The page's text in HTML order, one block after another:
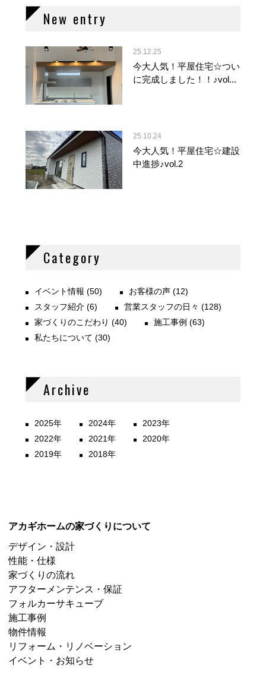
New entry
25.12.25
今大人気！平屋住宅☆つい
に完成しました！！♪vol...
25.10.24
今大人気！平屋住宅☆建設
中進捗♪vol.2
Category
イベント情報 (50) お客様の声(12)
スタッフ紹介(6) 営業スタッフの日々 (128)
家づくりのこだわり (40) 施工事例 (63)
私たちについて (30)
Archive
2025年 2024年
2023年
2022年
2021年
2020年
2019年
2018年
アカギホームの家づくりについて
デザイン・設計
性能・仕様
家づくりの流れ
アフターメンテンス・保証
フォルカーサキューブ
施工事例
物件情報
リフォーム・リノベーション
イベント・お知らせ